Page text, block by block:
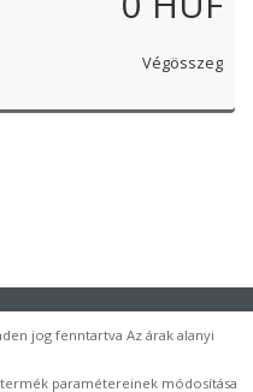
Végösszeg
jog fenntartva Az árak alanyi
paramétereinek módosítása